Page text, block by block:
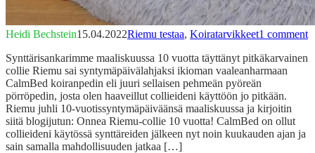
Heidi Bechstein15.04.2022Riemu testaa, Koiratarvikkeet1 comment
Synttärisankarimme maaliskuussa 10 vuotta täyttänyt pitkäkarvainen
collie Riemu sai syntymäpäivälahjaksi ikioman vaaleanharmaan
CalmBed koiranpedin eli juuri sellaisen pehmeän pyöreän
pörröpedin, josta olen haaveillut collieideni käyttöön jo pitkään.
Riemu juhli 10-vuotissyntymäpäiväänsä maaliskuussa ja kirjoitin
siitä blogijutun: Onnea Riemu-collie 10 vuotta! CalmBed on ollut
collieideni käytössä synttäreiden jälkeen nyt noin kuukauden ajan ja
sain samalla mahdollisuuden jatkaa […]